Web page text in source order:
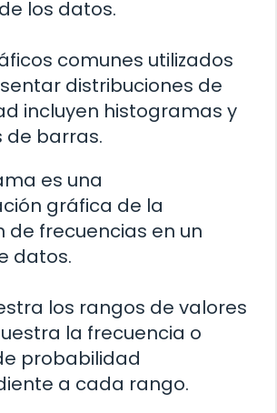
los datos.
comunes utilizados
distribuciones de
incluyen histogramas y
barras.
es una
gráfica de la
de frecuencias en un
datos.
los rangos de valores
la frecuencia o
probabilidad
a cada rango.